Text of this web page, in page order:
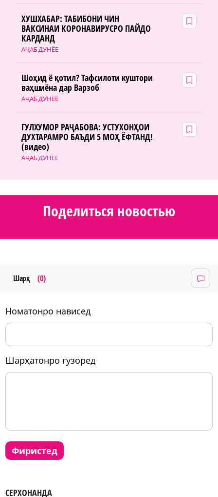
АҶАБ ДУНЁЕ
ХУШХАБАР: ТАБИБОНИ ЧИН
ВАКСИНАИ КОРОНАВИРУСРО ПАЙДО
КАРДАНД
АҶАБ ДУНЁЕ
Шоҳид ё қотил? Тафсилоти куштори
ваҳшиёна дар Варзоб
АҶАБ ДУНЁЕ
ГУЛХУМОР РАҶАБОВА: УСТУХОНҲОИ
ДУХТАРАМРО БАЪДИ 5 МОҲ ЁФТАНД!
(видео)
Поделиться новостью
Шарҳ (0)
номатонро нависед
шарҳатонро гузоред
фиристед
СЕРХОНАНДА